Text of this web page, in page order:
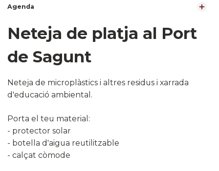
Agenda
Neteja de platja al Port
de Sagunt
Neteja de microplàstics i altres residus i xarrada
d'educació ambiental.
Porta el teu material:
- protector solar
- botella d'aigua reutilitzable
- calçat còmode